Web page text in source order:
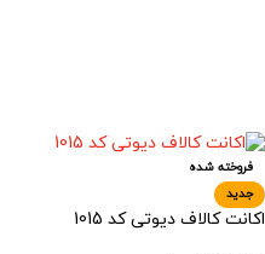
فروخته شده
جدید
اکانت کالاف دیوتی کد 1015